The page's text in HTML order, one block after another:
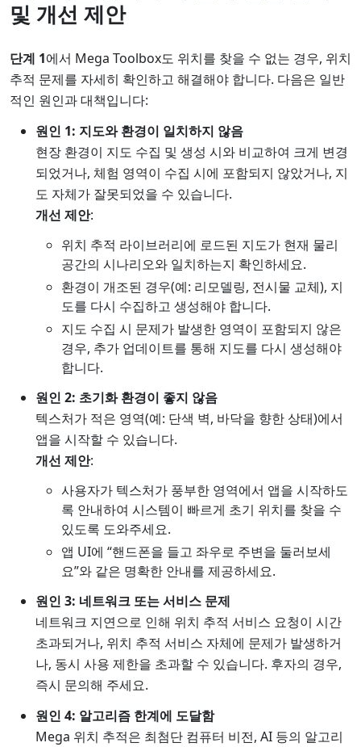
및 개선 제안
단계 1에서 Mega Toolbox도 위치를 찾을 수 없는 경우, 위치
추적 문제를 자세히 확인하고 해결해야 합니다. 다음은 일반
적인 원인과 대책입니다:
원인 1: 지도와 환경이 일치하지 않음
현장 환경이 지도 수집 및 생성 시와 비교하여 크게 변경
되었거나, 체험 영역이 수집 시에 포함되지 않았거나, 지
도 자체가 잘못되었을 수 있습니다.
개선 제안:
위치 추적 라이브러리에 로드된 지도가 현재 물리
공간의 시나리오와 일치하는지 확인하세요.
환경이 개조된 경우(예: 리모델링, 전시물 교체), 지
도를 다시 수집하고 생성해야 합니다.
지도 수집 시 문제가 발생한 영역이 포함되지 않은
경우, 추가 업데이트를 통해 지도를 다시 생성해야
합니다.
원인 2: 초기화 환경이 좋지 않음
텍스처가 적은 영역(예: 단색 벽, 바닥을 향한 상태)에서
앱을 시작할 수 있습니다.
개선 제안:
사용자가 텍스처가 풍부한 영역에서 앱을 시작하도
록 안내하여 시스템이 빠르게 초기 위치를 찾을 수
있도록 도와주세요.
앱 UI에 “핸드폰을 들고 좌우로 주변을 둘러보세
요”와 같은 명확한 안내를 제공하세요.
원인 3: 네트워크 또는 서비스 문제
네트워크 지연으로 인해 위치 추적 서비스 요청이 시간
초과되거나, 위치 추적 서비스 자체에 문제가 발생하거
나, 동시 사용 제한을 초과할 수 있습니다. 후자의 경우,
즉시 문의해 주세요.
원인 4: 알고리즘 한계에 도달함
Mega 위치 추적은 최첨단 컴퓨터 비전, AI 등의 알고리